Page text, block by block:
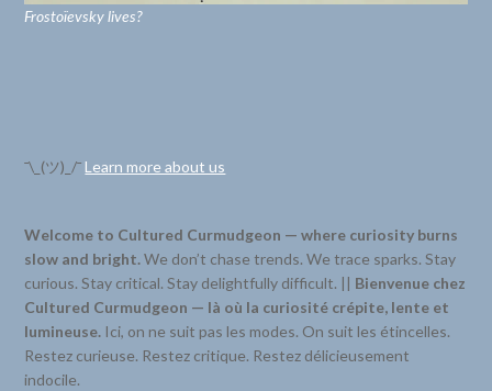
Frostoïevsky lives?
¯\_(ツ)_/¯Learn more about us
Welcome to Cultured Curmudgeon — where curiosity burns
slow and bright.We don’t chase trends. We trace sparks. Stay
curious. Stay critical. Stay delightfully difficult. || Bienvenue chez
Cultured Curmudgeon — là où la curiosité crépite, lente et
lumineuse. Ici, on ne suit pas les modes. On suit les étincelles.
Restez curieuse. Restez critique. Restez délicieusement
indocile.